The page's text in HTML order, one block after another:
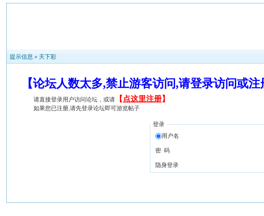
提示信息 » 天下彩
【论坛人数太多,禁止游客访问,请登录访问或
请直接登录用户访问论坛，或请 【 点这里注册】
如果您已注册,请先登录论坛即可游览帖子
登录
用户名
密 码
隐身登录